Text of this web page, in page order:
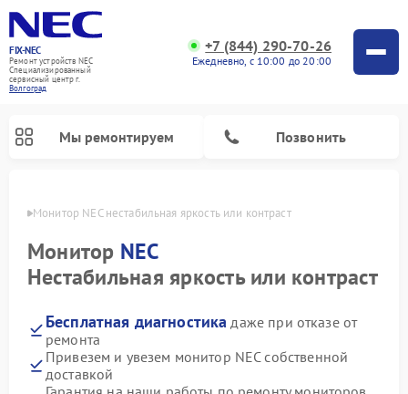
FIX-NEC
Ремонт устройств NEC
Специализированный
cервисный центр г.
Волгоград
+7 (844) 290-70-26
Ежедневно, с 10:00 до 20:00
Мы ремонтируем Позвонить
Монитор NEC нестабильная яркость или контраст
Монитор NEC
Нестабильная яркость или контраст
Бесплатная диагностика даже при отказе от
ремонта
Привезем и увезем монитор NEC собственной
доставкой